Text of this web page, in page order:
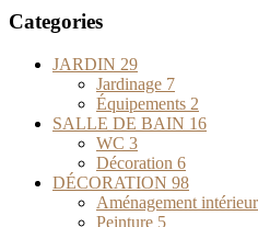
Categories
JARDIN 29
Jardinage 7
Équipements 2
SALLE DE BAIN 16
WC 3
Décoration 6
DÉCORATION 98
Aménagement intérieur
Peinture 5